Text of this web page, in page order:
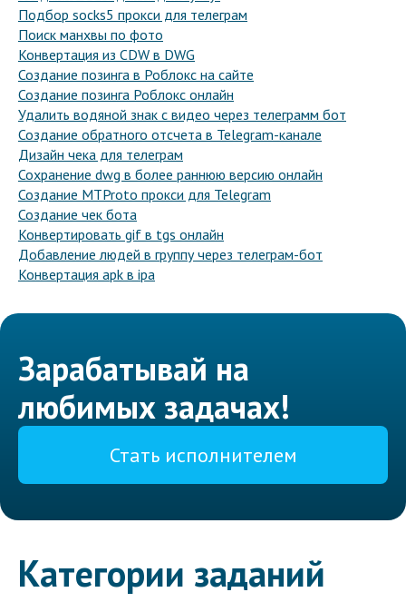
Подбор socks5 прокси для телеграм
Поиск манхвы по фото
Конвертация из CDW в DWG
Создание позинга в Роблокс на сайте
Создание позинга Роблокс онлайн
Удалить водяной знак с видео через телеграмм бот
Создание обратного отсчета в Telegram-канале
Дизайн чека для телеграм
Сохранение dwg в более раннюю версию онлайн
Создание MTProto прокси для Telegram
Создание чек бота
Конвертировать gif в tgs онлайн
Добавление людей в группу через телеграм-бот
Конвертация apk в ipa
Зарабатывай на
любимых задачах!
Стать исполнителем
Категории заданий